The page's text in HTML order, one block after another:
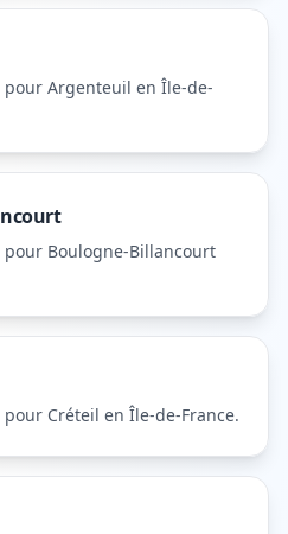
pour Argenteuil en Île-de-
pour Boulogne-Billancourt
pour Créteil en Île-de-France.